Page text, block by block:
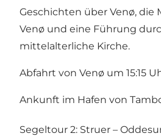
Geschichten über Venø, die
Venø und eine Führung
mittelalterliche Kirche.
Abfahrt von Venø um 15:15
Ankunft im Hafen von
Segeltour 2: Struer –